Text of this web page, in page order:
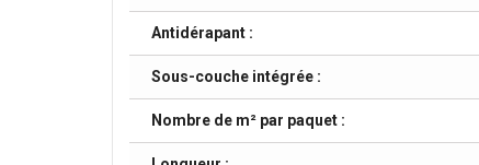
Antidérapant :
Sous-couche intégrée :
Nombre de m² par paquet :